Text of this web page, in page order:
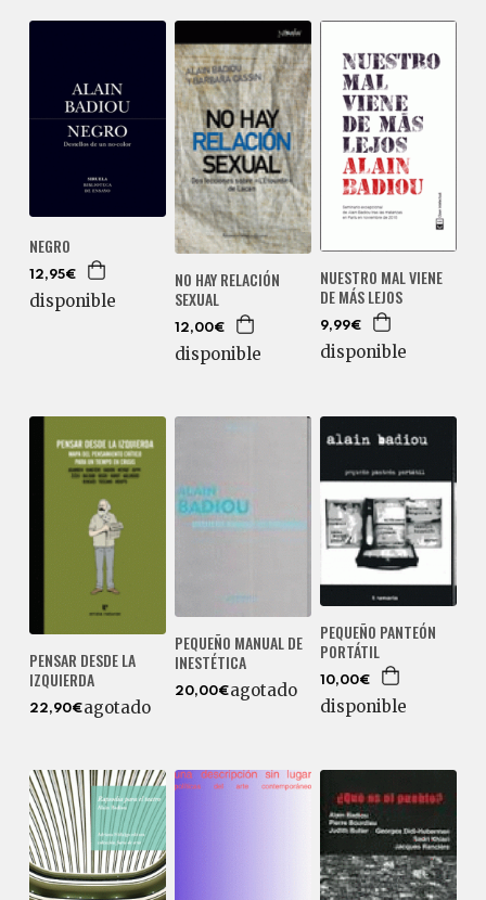
NEGRO
12,95€
disponible
NO HAY RELACIÓN
SEXUAL
12,00€
disponible
NUESTRO MAL VIENE
DE MÁS LEJOS
9,99€
disponible
PENSAR DESDE LA
IZQUIERDA
22,90€agotado
PEQUEÑO MANUAL DE
INESTÉTICA
20,00€agotado
PEQUEÑO PANTEÓN
PORTÁTIL
10,00€
disponible